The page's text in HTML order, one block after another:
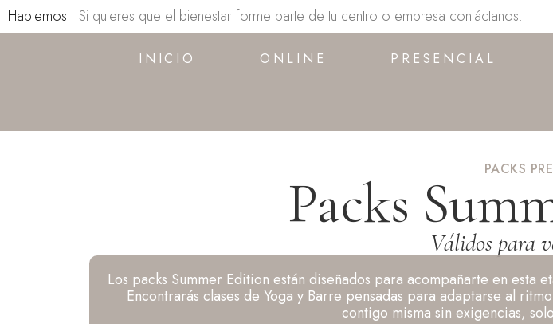
Hablemos | Si quieres que el bienestar forme parte de tu centro o empresa contáctanos.
INICIO ONLINE PRESENCIAL
PACKS
Packs
Válidos para
Los packs Summer Edition están diseñados para acompañarte en
Encontrarás clases de Yoga y Barre pensadas para adaptarse al
contigo misma sin exigencias,